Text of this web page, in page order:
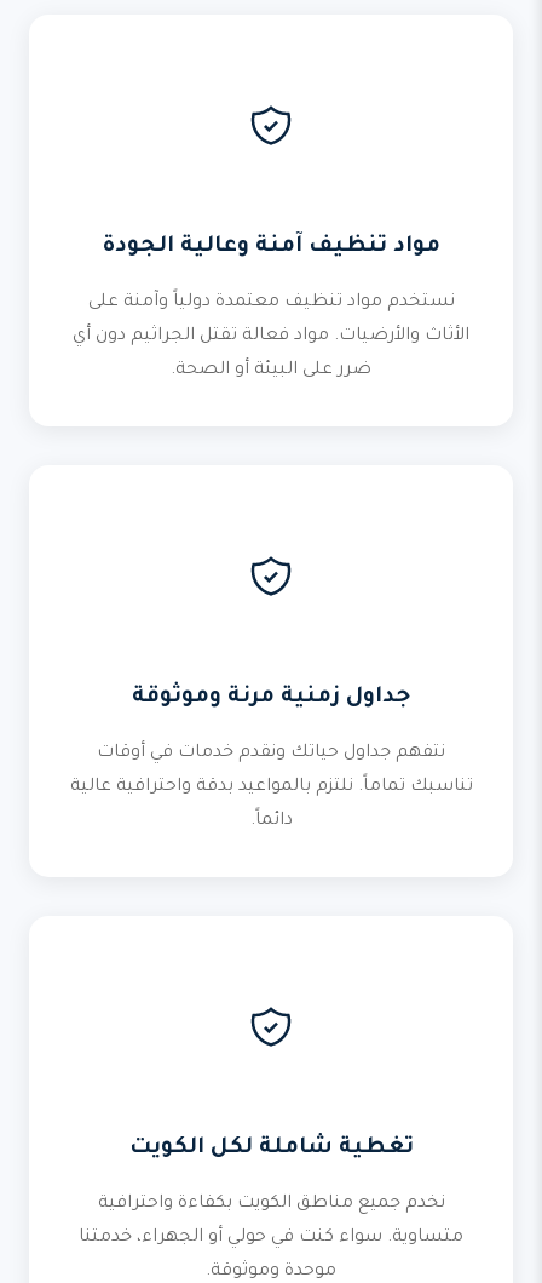
مواد تنظيف آمنة وعالية الجودة
نستخدم مواد تنظيف معتمدة دولياً وآمنة على
الأثاث والأرضيات. مواد فعالة تقتل الجراثيم دون أي
ضرر على البيئة أو الصحة.
جداول زمنية مرنة وموثوقة
نتفهم جداول حياتك ونقدم خدمات في أوقات
تناسبك تماماً. نلتزم بالمواعيد بدقة واحترافية عالية
دائماً.
تغطية شاملة لكل الكويت
نخدم جميع مناطق الكويت بكفاءة واحترافية
متساوية. سواء كنت في حولي أو الجهراء، خدمتنا
موحدة وموثوقة.